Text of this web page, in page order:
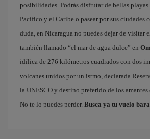
posibilidades. Podrás disfrutar de bellas playas
Pacífico y el Caribe o pasear por sus ciudades
duda, en Nicaragua no puedes dejar de visitar
también llamado “el mar de agua dulce” en
idílica de 276 kilómetros cuadrados con dos
volcanes unidos por un istmo, declarada
la UNESCO y destino preferido de los amantes
No te lo puedes perder. Busca ya tu vuelo